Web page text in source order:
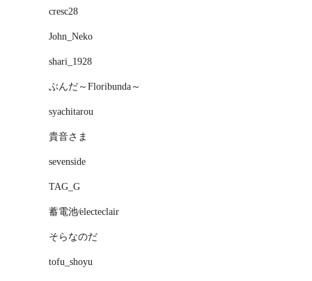
cresc28
John_Neko
shari_1928
ぶんだ～Floribunda～
syachitarou
貴音さま
sevenside
TAG_G
蓄電池⁄electeclair
そらなのだ
tofu_shoyu